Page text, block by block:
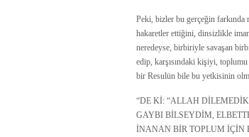
Peki, bizler bu gerçeğin farkında
hakaretler ettiğini, dinsizlikle
neredeyse, birbiriyle savaşan
edip, karşısındaki kişiyi,
bir Resulün bile bu yetkisinin
“DE Kİ: “ALLAH
GAYBI BİLSEYDİM,
İNANAN BİR TOPLUM İÇİN